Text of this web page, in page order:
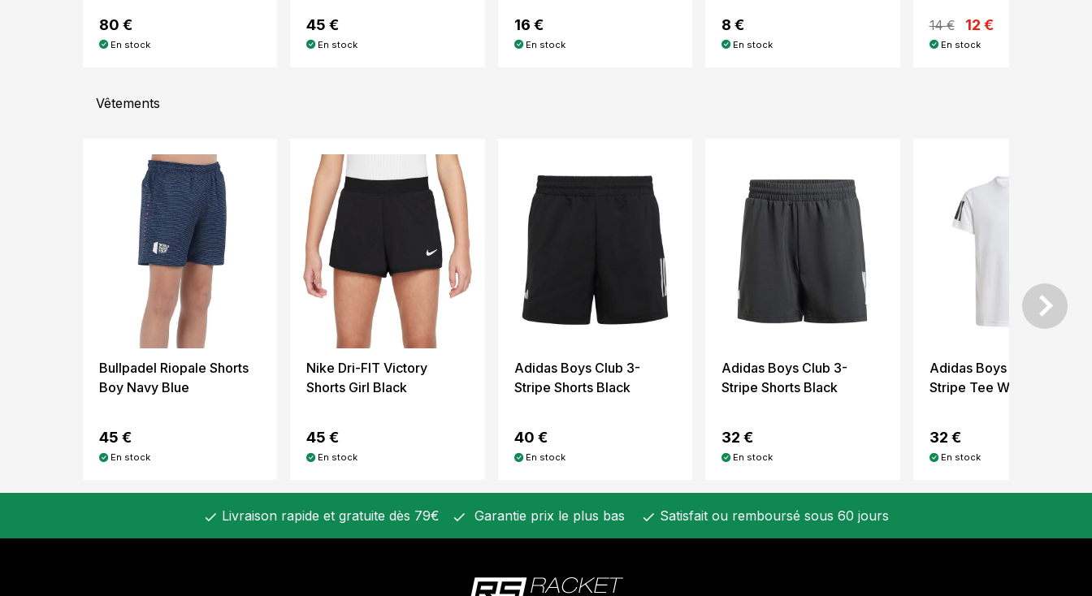
80 €
En stock
45 €
En stock
16 €
En stock
8 €
En stock
14 € 12 €
En stock
Vêtements
Bullpadel Riopale Shorts
Boy Navy Blue
45 €
En stock
Nike Dri-FIT Victory
Shorts Girl Black
45 €
En stock
Adidas Boys Club 3-
Stripe Shorts Black
40 €
En stock
Adidas Boys Club 3-
Stripe Shorts Black
32 €
En stock
Adidas Boys Club 3-
Stripe Tee White
32 €
En stock
check Livraison rapide et gratuite dès 79€ check Garantie prix le plus bas check Satisfait ou remboursé sous 60 jours